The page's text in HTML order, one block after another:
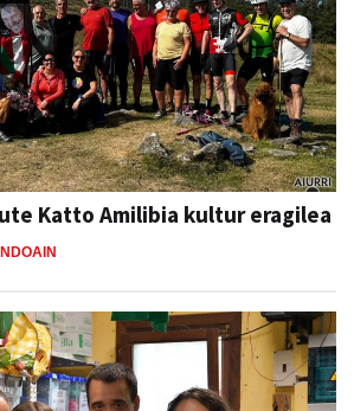
Katto Amilibia kultur eragilea